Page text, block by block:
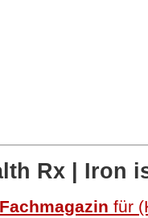
Rx | Iron
für